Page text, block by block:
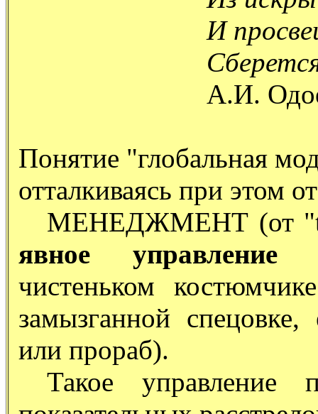
И
А.И.
Понятие "глобальная
отталкиваясь при этом
МЕНЕДЖМЕНТ (от "to
явное управление
чистеньком
замызганной
или прораб).
Такое управление